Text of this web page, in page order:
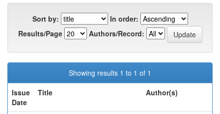
Sort by:
In order:
Results/Page
Authors/Record:
Showing results 1 to 1 of 1
Issue
Date
Title Author(s)